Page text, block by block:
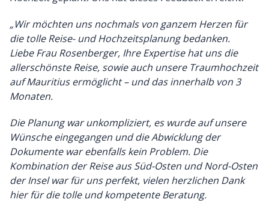
„Wir möchten uns nochmals von ganzem Herzen für
die tolle Reise- und Hochzeitsplanung bedanken.
Liebe Frau Rosenberger, Ihre Expertise hat uns die
allerschönste Reise, sowie auch unsere Traumhochzeit
auf Mauritius ermöglicht – und das innerhalb von 3
Monaten.
Die Planung war unkompliziert, es wurde auf unsere
Wünsche eingegangen und die Abwicklung der
Dokumente war ebenfalls kein Problem. Die
Kombination der Reise aus Süd-Osten und Nord-Osten
der Insel war für uns perfekt, vielen herzlichen Dank
hier für die tolle und kompetente Beratung.